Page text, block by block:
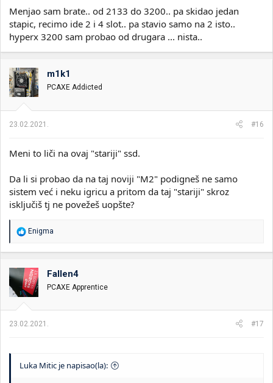
Menjao sam brate.. od 2133 do 3200.. pa skidao jedan
stapic, recimo ide 2 i 4 slot.. pa stavio samo na 2 isto..
hyperx 3200 sam probao od drugara ... nista..
m1k1
PCAXE Addicted
23.02.2021. #16
Meni to liči na ovaj "stariji" ssd.
Da li si probao da na taj noviji "M2" podigneš ne samo
sistem već i neku igricu a pritom da taj "stariji" skroz
isključiš tj ne povežeš uopšte?
R
o
v
a
n
:
Enigma
Fallen4
PCAXE Apprentice
23.02.2021. #17
Luka Mitic je napisao(la):